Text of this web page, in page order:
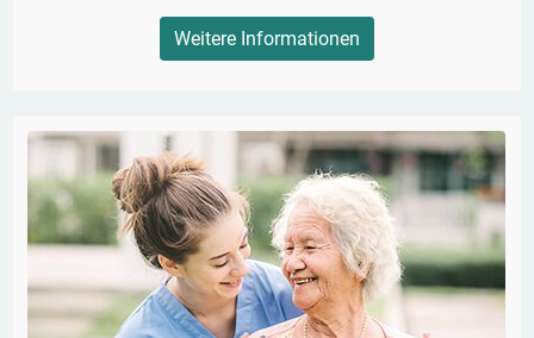
Weitere Informationen